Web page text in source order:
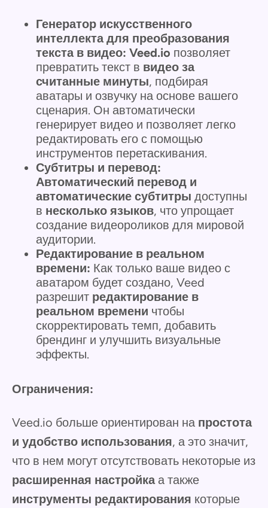
Генератор искусственного
интеллекта для преобразования
текста в видео: Veed.io позволяет
превратить текст в видео за
считанные минуты, подбирая
аватары и озвучку на основе вашего
сценария. Он автоматически
генерирует видео и позволяет легко
редактировать его с помощью
инструментов перетаскивания.
Субтитры и перевод:
Автоматический перевод и
автоматические субтитры доступны
в несколько языков, что упрощает
создание видеороликов для мировой
аудитории.
Редактирование в реальном
времени: Как только ваше видео с
аватаром будет создано, Veed
разрешит редактирование в
реальном времени чтобы
скорректировать темп, добавить
брендинг и улучшить визуальные
эффекты.
Ограничения:
Veed.io больше ориентирован на простота
и удобство использования, а это значит,
что в нем могут отсутствовать некоторые из
расширенная настройкаа также
инструменты редактирования которые